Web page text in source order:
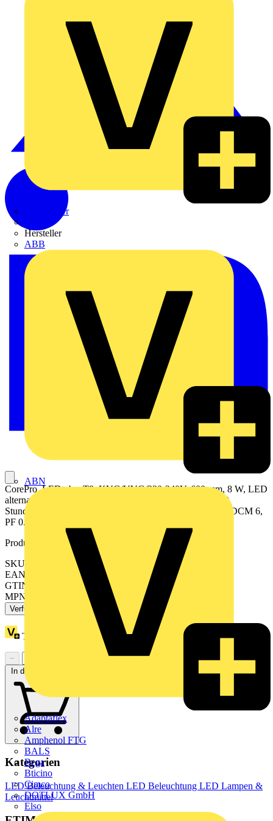
Weidmüller
Hersteller
ABB
ABN
Adaptaflex
Alre
Amphenol FTG
BALS
Bega
Bticino
Cimco
DOTLUX GmbH
Elso
CorePro, LEDtube, T8, KVG/VVG/220-240V, 600 mm, 8 W, LED
alternative to 18W TL-D, 4000 K, 800 lm, CRI 80, 50000
Stunde(n), 100 lm/W, EEL F, G13, Glas, 600 mm, RG0, SDCM 6,
PF 0.9, IP20, SVM 0.4, PstLM 1
Produktkennzeichen
SKU: 8719514459779
EAN: 8719514459779
GTIN: 8719514459786
MPN: CorePro LEDtube 600mm 8W 840 T8
Verfügbar: 2 Händler
Treuepunkte:
−
+
In den Warenkorb
Kategorien
LED Beleuchtung & Leuchten LED Beleuchtung LED Lampen &
Leuchtmittel